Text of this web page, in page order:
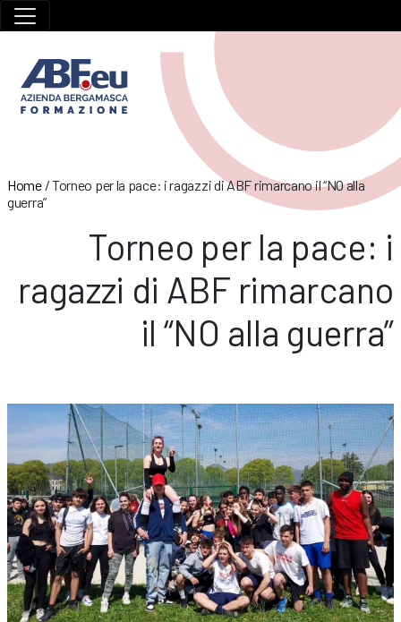
Home/Torneo per la pace: i ragazzi di ABF rimarcano il “NO alla
guerra”
Torneo per la pace: i
ragazzi di ABF rimarcano
il “NO alla guerra”